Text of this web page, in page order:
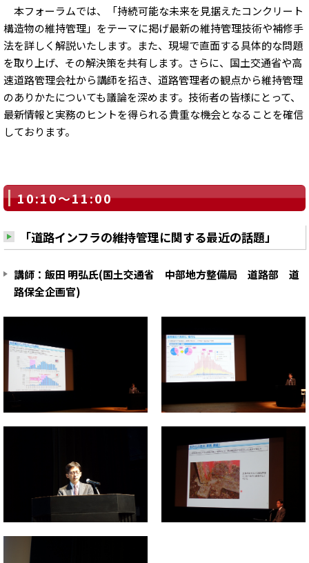
本フォーラムでは、「持続可能な未来を見据えたコンクリート
構造物の維持管理」をテーマに掲げ最新の維持管理技術や補修手
法を詳しく解説いたします。また、現場で直面する具体的な問題
を取り上げ、その解決策を共有します。さらに、国土交通省や高
速道路管理会社から講師を招き、道路管理者の観点から維持管理
のありかたについても議論を深めます。技術者の皆様にとって、
最新情報と実務のヒントを得られる貴重な機会となることを確信
しております。
10:10～11:00
「道路インフラの維持管理に関する最近の話題」
講師：飯田 明弘氏(国土交通省 中部地方整備局 道路部 道
路保全企画官)